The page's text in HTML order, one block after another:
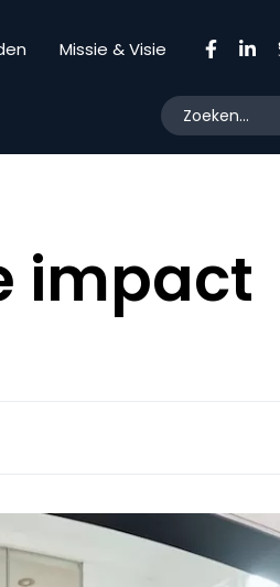
Missie & Visie
impact